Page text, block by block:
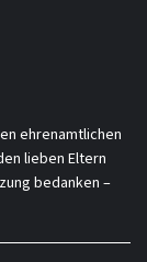
ehrenamtlichen
lieben Eltern
bedanken –